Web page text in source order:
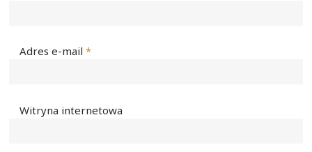
Adres e-mail*
Witryna internetowa